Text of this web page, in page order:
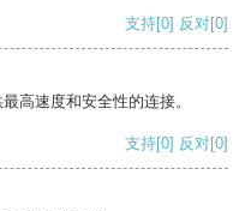
支持[0] 反对[0]
高速度和安全性的连接。
支持[0] 反对[0]